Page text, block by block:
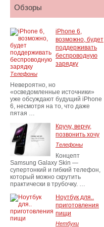
Обзоры
iPhone 6,
возможно, будет
поддерживать
беспроводную
зарядку
Телефоны
Невероятно, но
«осведомленные источники»
уже обсуждают будущий iPhone
6, несмотря на то, что даже
пятая …
Кручу, верчу,
позвонить хочу
Телефоны
Концепт
Samsung Galaxy Skin —
супертонкий и гибкий телефон,
который можно скрутить
практически в трубочку. …
Ноутбук для..
приготовления
пищи
Нетбуки